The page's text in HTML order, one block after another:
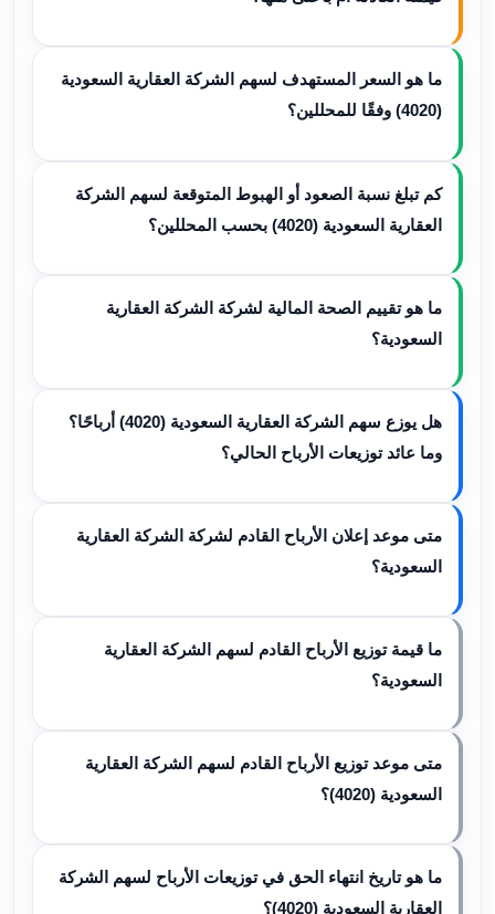
ما هو السعر المستهدف لسهم الشركة العقارية السعودية
(4020) وفقًا للمحللين؟
كم تبلغ نسبة الصعود أو الهبوط المتوقعة لسهم الشركة
العقارية السعودية (4020) بحسب المحللين؟
ما هو تقييم الصحة المالية لشركة الشركة العقارية
السعودية؟
هل يوزع سهم الشركة العقارية السعودية (4020) أرباحًا؟
وما عائد توزيعات الأرباح الحالي؟
متى موعد إعلان الأرباح القادم لشركة الشركة العقارية
السعودية؟
ما قيمة توزيع الأرباح القادم لسهم الشركة العقارية
السعودية؟
متى موعد توزيع الأرباح القادم لسهم الشركة العقارية
السعودية (4020)؟
ما هو تاريخ انتهاء الحق في توزيعات الأرباح لسهم الشركة
العقارية السعودية (4020)؟